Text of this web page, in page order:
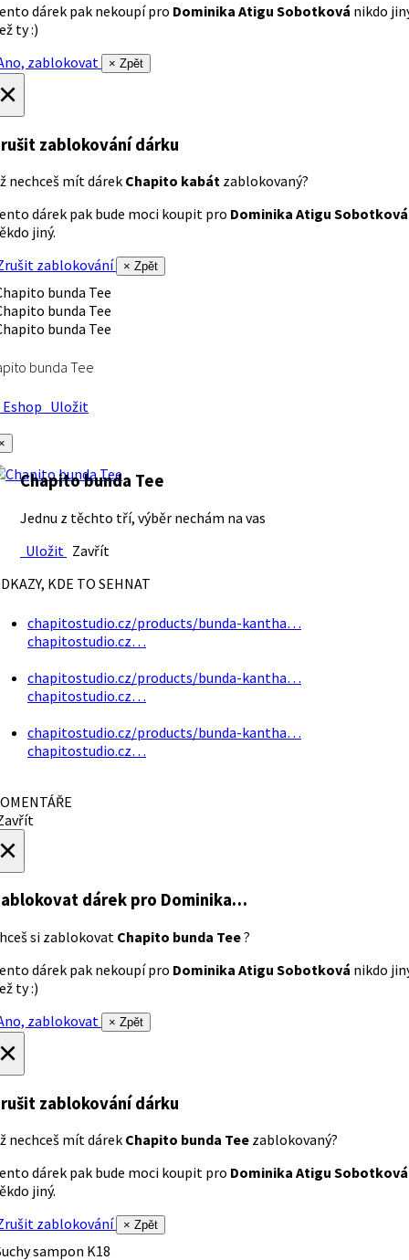
dárek pak nekoupí pro Dominika Atigu Sobotková nikdo
ty :)
zablokovat
× Zpět
zablokování dárku
nechceš mít dárek Chapito kabát zablokovaný?
dárek pak bude moci koupit pro Dominika Atigu Sobotková
jiný.
zablokování
× Zpět
bunda Tee
Uložit
Chapito bunda Tee
Jednu z těchto tří, výběr nechám na vas
Uložit Zavřít
KDE TO SEHNAT
chapitostudio.cz/products/bunda-kantha…
chapitostudio.cz…
chapitostudio.cz/products/bunda-kantha…
chapitostudio.cz…
chapitostudio.cz/products/bunda-kantha…
chapitostudio.cz…
dárek pro Dominika…
si zablokovat Chapito bunda Tee?
dárek pak nekoupí pro Dominika Atigu Sobotková nikdo
ty :)
zablokovat
× Zpět
zablokování dárku
nechceš mít dárek Chapito bunda Tee zablokovaný?
dárek pak bude moci koupit pro Dominika Atigu Sobotková
jiný.
zablokování
× Zpět